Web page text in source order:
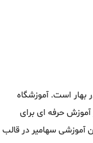
بهار است. آموزشگاه
حرفه ای برای
آموزشی سهامیر در قالب